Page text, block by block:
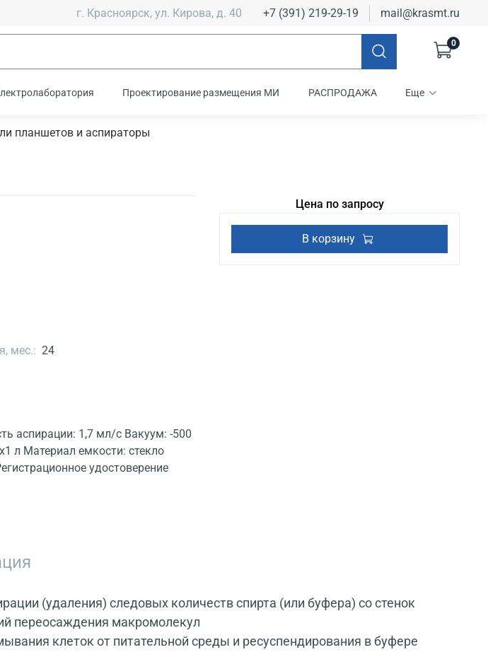
г. Красноярск, ул. Кирова, д. 40 +7 (391) 219-29-19 mail@krasmt.ru
0
Проектирование размещения МИ РАСПРОДАЖА Еще
планшетов и аспираторы
мес.: 24
аспирации: 1,7 мл/с Вакуум: -500
л Материал емкости: стекло
удостоверение
Цена по запросу
В корзину
(удаления) следовых количеств спирта (или буфера) со стенок
переосаждения макромолекул
клеток от питательной среды и ресуспендирования в буфере